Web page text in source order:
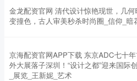
金龙配资官网 清代设计惊艳现世，几
变撞色，古人审美秒杀时尚圈_信仰_暗
京海配资官网APP下载 东京ADC七十
外大展落子深圳！“设计之都”迎来国际
_展览_王新妮_艺术